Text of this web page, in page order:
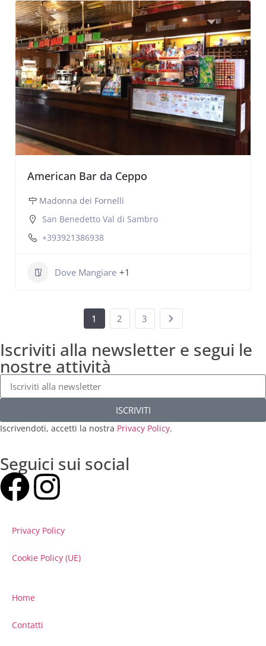
American Bar da Ceppo
Madonna dei Fornelli
San Benedetto Val di Sambro
+393921386938
Dove Mangiare +1
1 2 3
Iscriviti alla newsletter e segui le
nostre attività
ISCRIVITI
Iscrivendoti, accetti la nostra Privacy Policy.
Seguici sui social
Privacy Policy
Cookie Policy (UE)
Home
Contatti